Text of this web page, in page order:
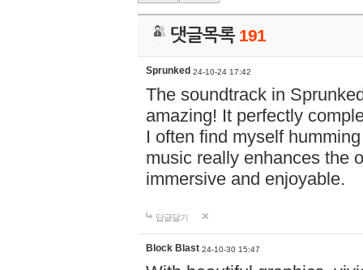
댓글목록 191
Sprunked 24-10-24 17:42
The soundtrack in
amazing! It perfectly
I often find myself
music really enhances the
immersive and enjoyable.
답글달기
Block Blast 24-10-30 15:47